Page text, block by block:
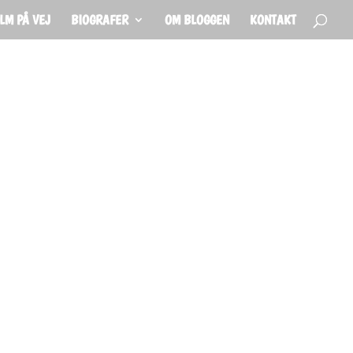
PÅ VEJ BIOGRAFER OM BLOGGEN KONTAKT